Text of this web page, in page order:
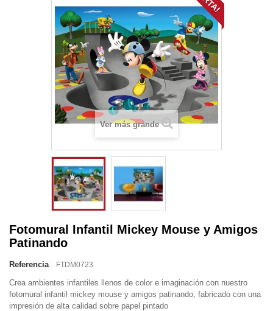
Ver más grande
Fotomural Infantil Mickey Mouse y Amigos
Patinando
Referencia FTDM0723
Crea ambientes infantiles llenos de color e imaginación con nuestro
fotomural infantil mickey mouse y amigos patinando, fabricado con una
impresión de alta calidad sobre papel pintado